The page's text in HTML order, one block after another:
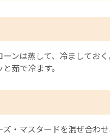
ーンは蒸して、冷ましてお
茹で冷ます。
・マスタードを混ぜ合わ